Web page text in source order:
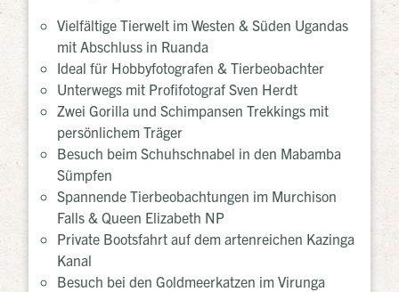
Vielfältige Tierwelt im Westen & Süden Ugandas
mit Abschluss in Ruanda
Ideal für Hobbyfotografen & Tierbeobachter
Unterwegs mit Profifotograf Sven Herdt
Zwei Gorilla und Schimpansen Trekkings mit
persönlichem Träger
Besuch beim Schuhschnabel in den Mabamba
Sümpfen
Spannende Tierbeobachtungen im Murchison
Falls & Queen Elizabeth NP
Private Bootsfahrt auf dem artenreichen Kazinga
Kanal
Besuch bei den Goldmeerkatzen im Virunga